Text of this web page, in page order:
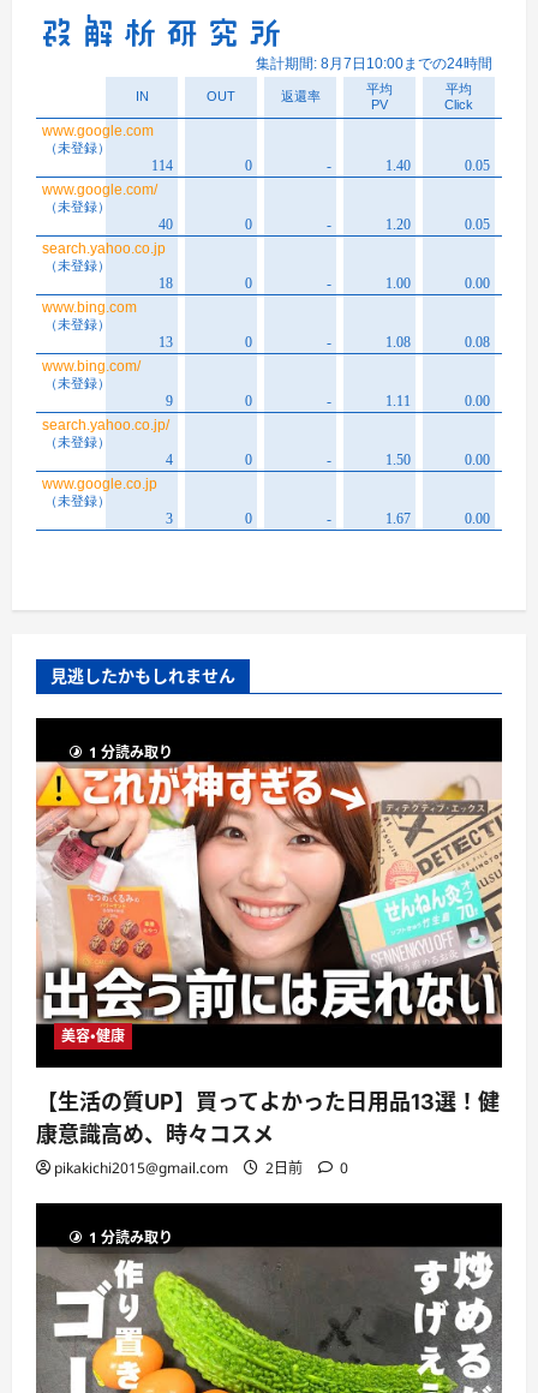
見逃したかもしれません
1 分読み取り
美容・健康
【生活の質UP】買ってよかった日用品13選！健
康意識高め、時々コスメ
pikakichi2015@gmail.com 2日前 0
1 分読み取り